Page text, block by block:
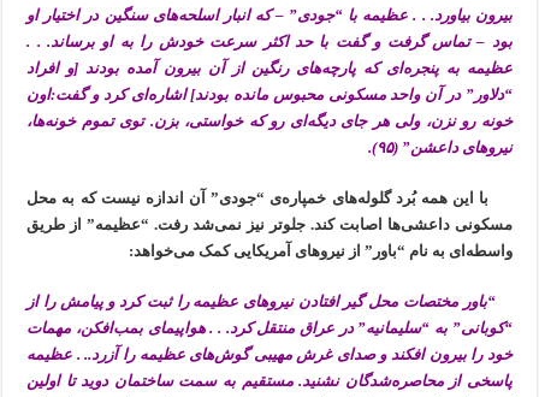
بیرون بیاورد. . . عظیمه با “جودی” – که انبار اسلحه‌های سنگین در اختیار او
بود – تماس گرفت و گفت با حد اکثر سرعت خودش را به او برساند. . .
عظیمه به پنجره‌ای که پارچه‌های رنگین از آن بیرون آمده بودند [و افراد
“دلاور” در آن واحد مسکونی محبوس مانده بودند] اشاره‌ای کرد و گفت:اون
خونه رو نزن، ولی هر جای دیگه‌ای رو که خواستی، بزن. توی تموم خونه‌ها،
نیروهای داعشن” (۹۵).
با این همه بُرد گلوله‌های خمپاره‌ی “جودی” آن اندازه نیست که به محل
مسکونی داعشی‌ها اصابت کند. جلوتر نیز نمی‌شد رفت. “عظیمه” از طریق
واسطه‌ای به نام “باور” از نیروهای آمریکایی کمک می‌خواهد:
“باور مختصات محل گیر افتادن نیروهای عظیمه را ثبت کرد و پیامش را از
“کوبانی” به “سلیمانیه” در عراق منتقل کرد. . . هواپیمای بمب‌افکن، مهمات
خود را بیرون افکند و صدای غرش مهیبی گوش‌های عظیمه را آزرد.. . عظیمه
پاسخی از محاصره‌شدگان نشنید. مستقیم به سمت ساختمان دوید تا اولین